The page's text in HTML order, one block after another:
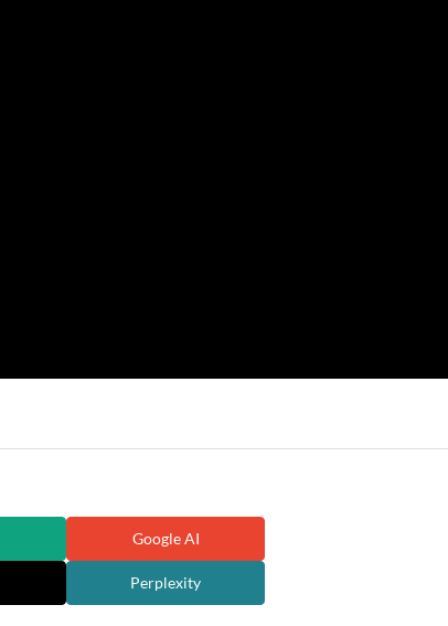
Google AI
Perplexity